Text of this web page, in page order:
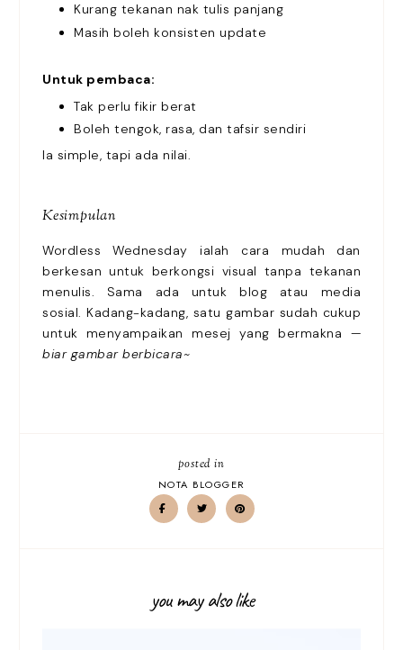
Kurang tekanan nak tulis panjang
Masih boleh konsisten update
Untuk pembaca:
Tak perlu fikir berat
Boleh tengok, rasa, dan tafsir sendiri
Ia simple, tapi ada nilai.
Kesimpulan
Wordless Wednesday ialah cara mudah dan
berkesan untuk berkongsi visual tanpa tekanan
menulis. Sama ada untuk blog atau media
sosial. Kadang-kadang, satu gambar sudah cukup
untuk menyampaikan mesej yang bermakna —
biar gambar berbicara~
posted in
NOTA BLOGGER
you may also like